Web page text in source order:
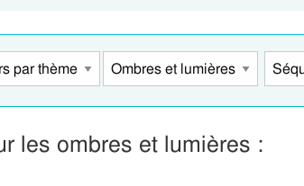
les ombres et lumières :